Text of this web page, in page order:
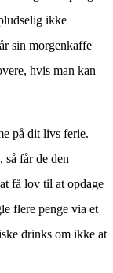
ikke
sin morgenkaffe
hvis man kan
på dit livs ferie.
så får de den
få lov til at opdage
flere penge via et
drinks om ikke at